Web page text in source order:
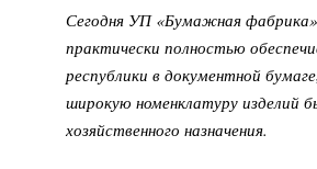
Сегодня УП «Бумажная фабрика»
практически полностью
республики в документной
широкую номенклатуру изделий
хозяйственного назначения.